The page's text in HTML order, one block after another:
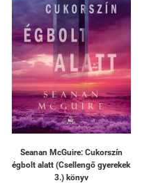
Seanan McGuire: Cukorszín
égbolt alatt (Csellengő gyerekek
3.) könyv